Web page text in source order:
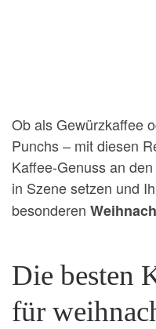
Ob als Gewürzkaffee
Punchs – mit diesen
Kaffee-Genuss an
in Szene setzen und
besonderen
Die besten
für